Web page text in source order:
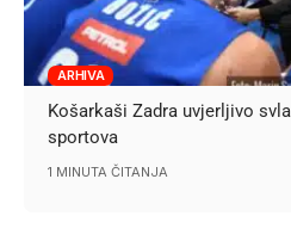
ARHIVA
Košarkaši Zadra uvjerljivo
sportova
1 MINUTA ČITANJA